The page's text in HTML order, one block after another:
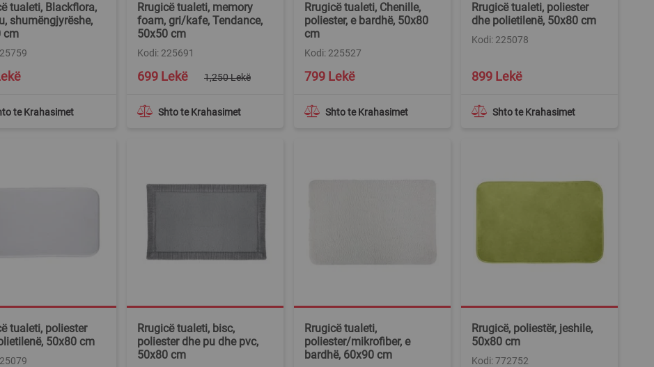
tualeti, Blackflora,
shumëngjyrëshe,
cm
te Krahasimet
Rrugicë tualeti, memory
foam, gri/kafe, Tendance,
50x50 cm
Kodi: 225691
Shto te Krahasimet
Special
Price
699 Lekë 1,250 Lekë
Rrugicë tualeti, Chenille,
poliester, e bardhë, 50x80
cm
Kodi: 225527
Shto te Krahasimet
799 Lekë
Rrugicë tualeti, poliester
dhe polietilenë, 50x80 cm
Kodi: 225078
Shto te Krahasimet
899 Lekë
tualeti, poliester
50x80 cm
Rrugicë tualeti, bisc,
poliester dhe pu dhe pvc,
50x80 cm
Rrugicë tualeti,
poliester/mikrofiber, e
bardhë, 60x90 cm
Rrugicë, poliestër, jeshile,
50x80 cm
Kodi: 772752